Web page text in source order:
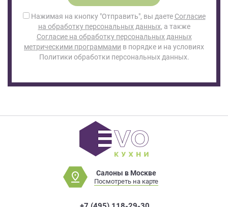
Нажимая на кнопку "Отправить", вы даете Согласие
на обработку персональных данных, а также
Согласие на обработку персональных данных
метрическими программами в порядке и на условиях
Политики обработки персональных данных.
Салоны в Москве
Посмотреть на карте